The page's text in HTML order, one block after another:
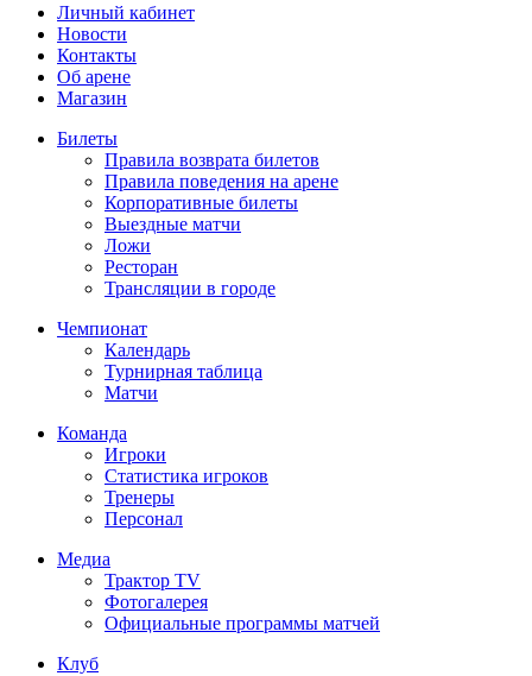
Личный кабинет
Новости
Контакты
Об арене
Магазин
Билеты
Правила возврата билетов
Правила поведения на арене
Корпоративные билеты
Выездные матчи
Ложи
Ресторан
Трансляции в городе
Чемпионат
Календарь
Турнирная таблица
Матчи
Команда
Игроки
Статистика игроков
Тренеры
Персонал
Медиа
Трактор TV
Фотогалерея
Официальные программы матчей
Клуб